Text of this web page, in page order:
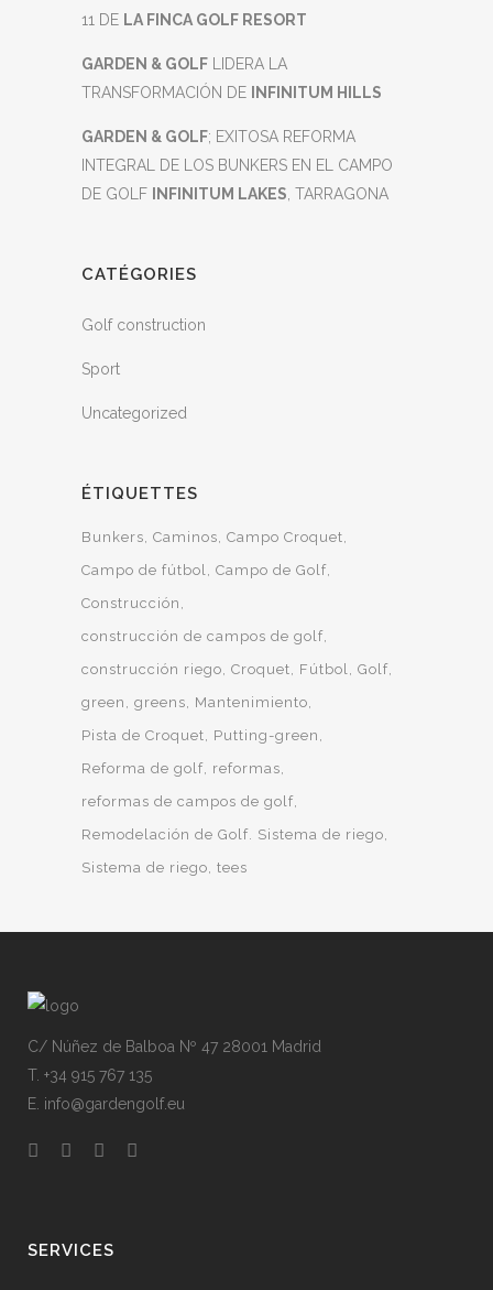
11 DE LA FINCA GOLF RESORT
GARDEN & GOLF LIDERA LA
TRANSFORMACIÓN DE
INFINITUM HILLS
GARDEN & GOLF; EXITOSA REFORMA
INTEGRAL DE LOS BUNKERS EN EL CAMPO
DE GOLF
INFINITUM LAKES , TARRAGONA
CATÉGORIES
Golf construction
Sport
Uncategorized
ÉTIQUETTES
Bunkers Caminos Campo Croquet
Campo de fútbol Campo de Golf
Construcción
construcción de campos de golf
construcción riego Croquet Fútbol Golf
green
greens
Mantenimiento
Pista de Croquet
Putting-green
Reforma de golf reformas
reformas de campos de golf
Remodelación de Golf. Sistema de riego
Sistema de riego tees
C/ Núñez de Balboa Nº 47 28001 Madrid
T. +34 915 767 135
E. info@gardengolf.eu
SERVICES